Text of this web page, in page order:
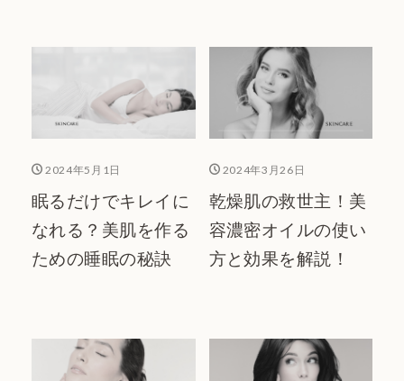
2024年5月1日
眠るだけでキレイに
なれる？美肌を作る
ための睡眠の秘訣
2024年3月26日
乾燥肌の救世主！美
容濃密オイルの使い
方と効果を解説！